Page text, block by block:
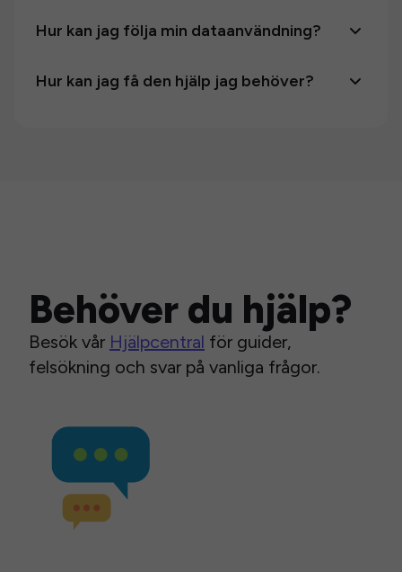
Hur kan jag följa min dataanvändning?
Hur kan jag få den hjälp jag behöver?
Behöver du hjälp?
Besök vår Hjälpcentral för guider,
felsökning och svar på vanliga frågor.